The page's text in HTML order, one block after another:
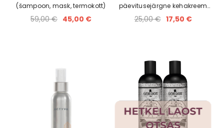
(šampoon, mask, termokott)
59,00 € 45,00 €
päevitusejärgne kehakreem
(200 ml)
25,00 € 17,50 €